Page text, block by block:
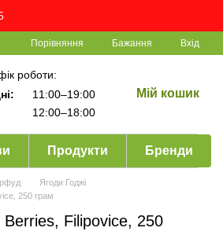
Порівняння Бажання Вхід
роботи:
11:00–19:00
12:00–18:00
Мій кошик
Продукти Бренди
Ягоди Годжі
250 грам
Berries, Filipovice, 250